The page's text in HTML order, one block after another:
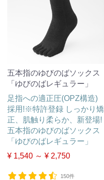
五本指のゆびのばソックス
「ゆびのばレギュラー」
足指への適正圧(OPZ構造)
採用!※特許登録 しっかり矯
正、肌触り柔らか、新登場!
五本指のゆびのばソックス
「ゆびのばレギュラー」
¥ 1,540 ～ ¥ 2,750
150件